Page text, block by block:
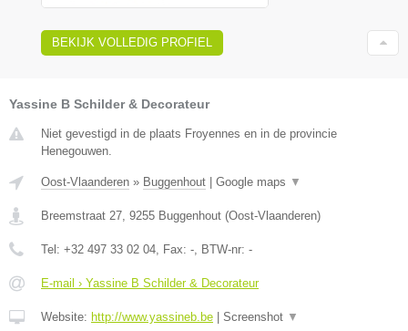
BEKIJK VOLLEDIG PROFIEL
Yassine B Schilder & Decorateur
Niet gevestigd in de plaats Froyennes en in de provincie
Henegouwen.
Oost-Vlaanderen » Buggenhout | Google maps ▼
Breemstraat 27 9255 Buggenhout (Oost-Vlaanderen)
Tel: +32 497 33 02 04 , Fax: - , BTW-nr: -
E-mail › Yassine B Schilder & Decorateur
Website: http://www.yassineb.be | Screenshot ▼